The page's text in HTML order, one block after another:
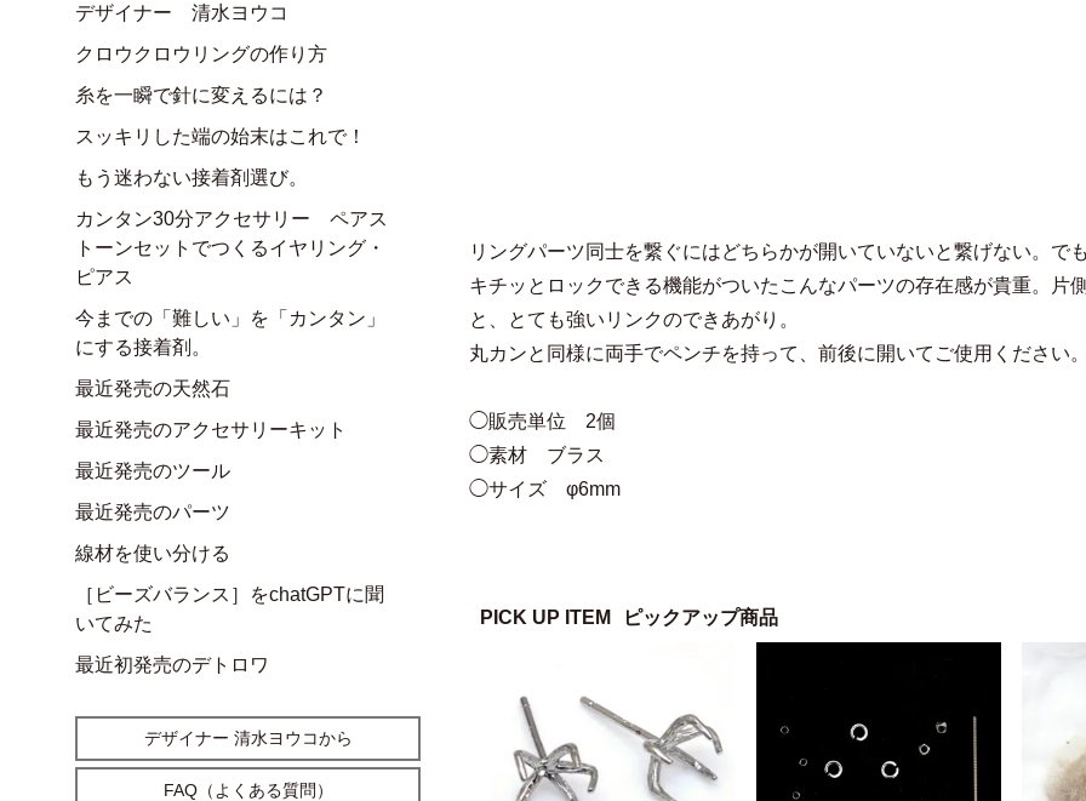
リングパーツ同士を繋ぐにはどちらかが開いていないと繋げない。
キチッとロックできる機能がついたこんなパーツの存在感が貴重。片
と、とても強いリンクのできあがり。
丸カンと同様に両手でペンチを持って、前後に開いてご使用く
◯販売単位 2個
◯素材 ブラス
◯サイズ φ6mm
PICK UP ITEM ピックアップ商品
デザイナー 清水ヨウコ
クロウクロウリングの作り方
糸を一瞬で針に変えるには？
スッキリした端の始末はこれで！
もう迷わない接着剤選び。
カンタン30分アクセサリー ペアス
トーンセットでつくるイヤリング・
ピアス
今までの「難しい」を「カンタン」
にする接着剤。
最近発売の天然石
最近発売のアクセサリーキット
最近発売のツール
最近発売のパーツ
線材を使い分ける
［ビーズバランス］をchatGPTに聞
いてみた
最近初発売のデトロワ
デザイナー 清水ヨウコから
FAQ（よくある質問）